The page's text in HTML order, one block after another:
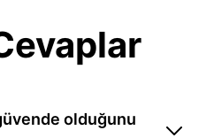
olduğunu